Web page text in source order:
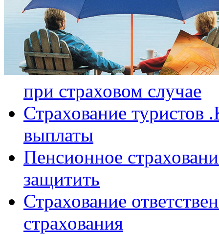
при страховом случае
Страхование туристов
выплаты
Пенсионное
защитить
Страхование
страхования